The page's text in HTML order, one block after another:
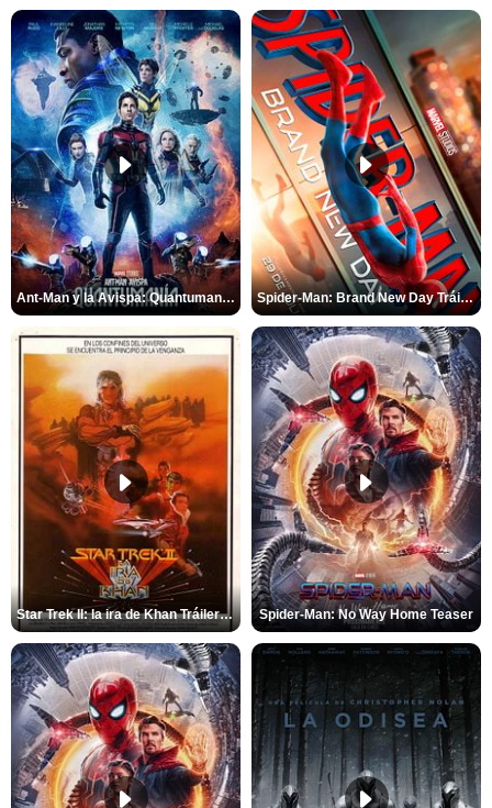
Ant-Man y la Avispa: Quantumanía Tráiler (2) Spider-Man: Brand New Day Tráiler (3)
Star Trek II: la ira de Khan Tráiler VO Spider-Man: No Way Home Teaser